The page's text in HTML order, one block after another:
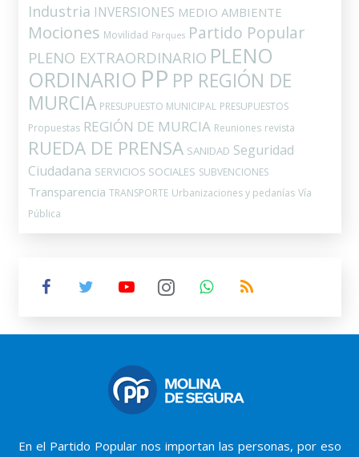
Industria INVERSIONES MEDIO AMBIENTE
Mociones Movilidad Parques Partido Popular
PLENO EXTRAORDINARIO PLENO
ORDINARIO PP PP REGIÓN DE
MURCIA PRESUPUESTO MUNICIPAL PRESUPUESTOS
Propuestas REGIÓN DE MURCIA Reuniones revista
RUEDA DE PRENSA SANIDAD Seguridad
Ciudadana SERVICIOS SOCIALES SUBVENCIONES
Transparencia TRANSPORTE Urbanizaciones y pedanías Vía
Pública
En el Partido Popular nos importan las personas, por eso